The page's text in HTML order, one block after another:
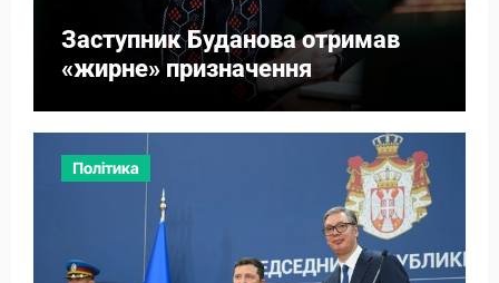
Заступник Буданова отримав
«жирне» призначення
Політика